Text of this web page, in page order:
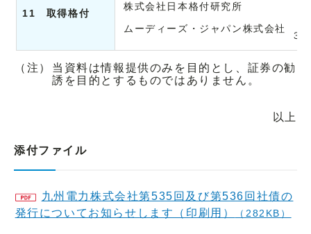
11 取得格付
株式会社日本格付研究所
ムーディーズ・ジャパン株式会社
３
（注）
当資料は情報提供のみを目的とし、証券の勧
誘を目的とするものではありません。
以上
添付ファイル
九州電力株式会社第535回及び第536回社債の
発行についてお知らせします（印刷用）
（282KB）